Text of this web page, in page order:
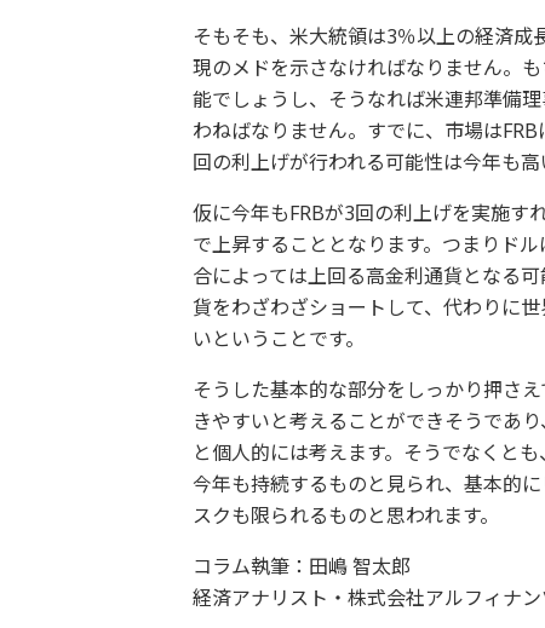
そもそも、米大統領は3％以上の経済
現のメドを示さなければなりません。
能でしょうし、そうなれば米連邦準備
わねばなりません。すでに、市場は
回の利上げが行われる可能性は今年も高
仮に今年もFRBが3回の利上げを実施す
で上昇することとなります。つまりド
合によっては上回る高金利通貨となる
貨をわざわざショートして、代わりに
いということです。
そうした基本的な部分をしっかり押さ
きやすいと考えることができそうであ
と個人的には考えます。そうでなくと
今年も持続するものと見られ、基本的
スクも限られるものと思われます。
コラム執筆：田嶋 智太郎
経済アナリスト・株式会社アルフィナ